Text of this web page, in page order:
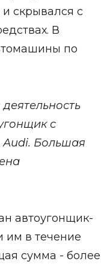
скрывался с
В
по
с
Аudi. Большая
автоугонщик-
им в течение
сумма - более